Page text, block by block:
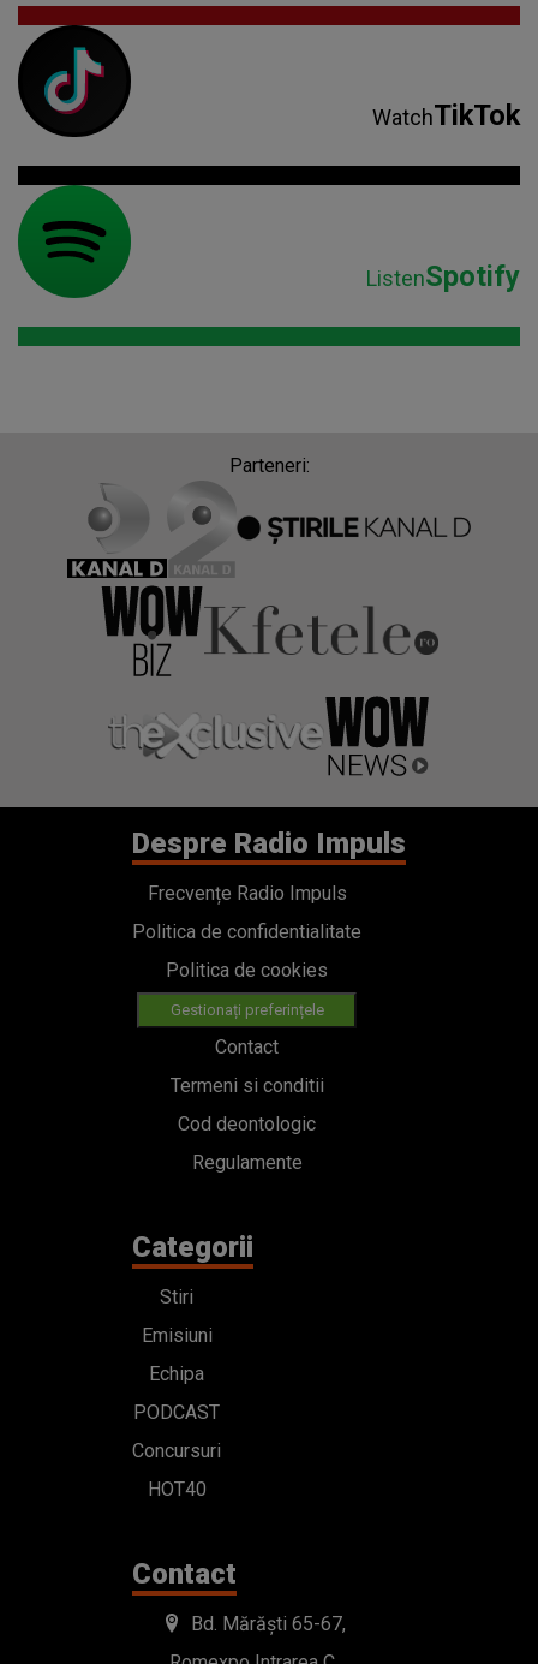
WatchTikTok
ListenSpotify
Parteneri:
Despre Radio Impuls
Frecvențe Radio Impuls
Politica de confidentialitate
Politica de cookies
Gestionați preferințele
Contact
Termeni si conditii
Cod deontologic
Regulamente
Categorii
Stiri
Emisiuni
Echipa
PODCAST
Concursuri
HOT40
Contact
Bd. Mărăști 65-67,